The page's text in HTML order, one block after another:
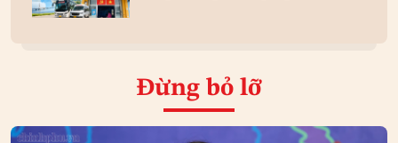
Đừng bỏ lỡ